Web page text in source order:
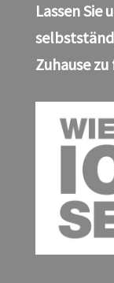
Lassen Sie
Zuhause